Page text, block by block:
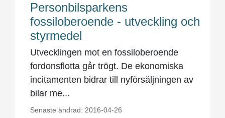
Personbilsparkens
fossiloberoende - utveckling och
styrmedel
Utvecklingen mot en fossiloberoende
fordonsflotta går trögt. De ekonomiska
incitamenten bidrar till nyförsäljningen av
bilar me...
Senaste ändrad: 2016-04-26